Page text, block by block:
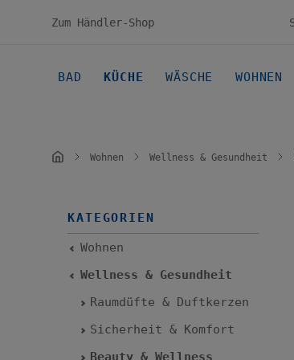
Zur Hauptnavigation springen
Zum Händler-Shop
BAD KÜCHE WÄSCHE WOHNEN
Wohnen Wellness & Gesundheit
KATEGORIEN
Wohnen
Wellness & Gesundheit
Raumdüfte & Duftkerzen
Sicherheit & Komfort
Beauty & Wellness